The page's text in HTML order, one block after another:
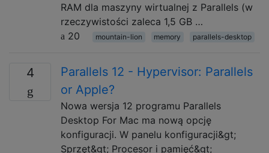
RAM dla maszyny wirtualnej z Parallels (w
rzeczywistości zaleca 1,5 GB …
20
mountain-lion memory parallels-desktop
4
Parallels 12 - Hypervisor: Parallels
or Apple?
Nowa wersja 12 programu Parallels
Desktop For Mac ma nową opcję
konfiguracji. W panelu konfiguracji&gt;
Sprzęt&gt; Procesor i pamięć&gt;